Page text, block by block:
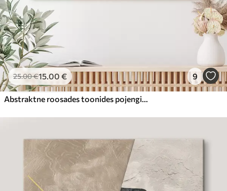
25.00€15.00 € 9
Abstraktne roosades toonides pojengide kimp